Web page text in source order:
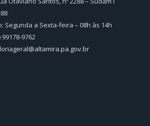
Segunda a Sexta-feira – 08h às 14h
9762
gov.br